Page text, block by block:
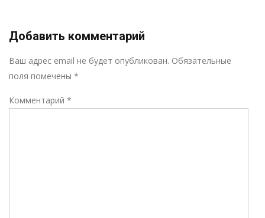
Добавить комментарий
Ваш адрес email не будет опубликован. Обязательные
поля помечены *
Комментарий *